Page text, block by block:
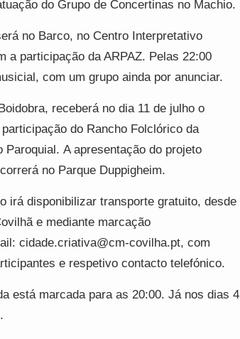
do Grupo de Concertinas no Machio.
no Barco, no Centro Interpretativo
a participação da ARPAZ. Pelas 22:00
com um grupo ainda por anunciar.
receberá no dia 11 de julho o
do Rancho Folclórico da
Paroquial. A apresentação do projeto
no Parque Duppigheim.
irá disponibilizar transporte gratuito, desde
e mediante marcação
cidade.criativa@cm-covilha.pt, com
e respetivo contacto telefónico.
está marcada para as 20:00. Já nos dias 4